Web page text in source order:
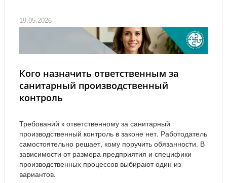
19.05.2026
Кого назначить ответственным за
санитарный производственный
контроль
Требований к ответственному за санитарный
производственный контроль в законе нет. Работодатель
самостоятельно решает, кому поручить обязанности. В
зависимости от размера предприятия и специфики
производственных процессов выбирают один из
вариантов.